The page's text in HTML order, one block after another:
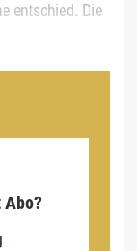
entschied. Die
Abo?